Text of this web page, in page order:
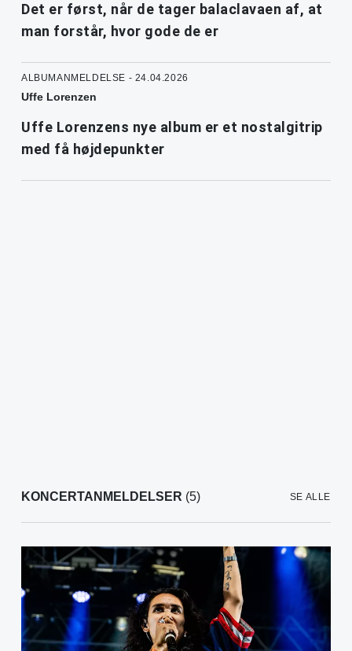
Det er først, når de tager balaclavaen af, at
man forstår, hvor gode de er
ALBUMANMELDELSE - 24.04.2026
Uffe Lorenzen
Uffe Lorenzens nye album er et nostalgitrip
med få højdepunkter
KONCERTANMELDELSER (5) SE ALLE